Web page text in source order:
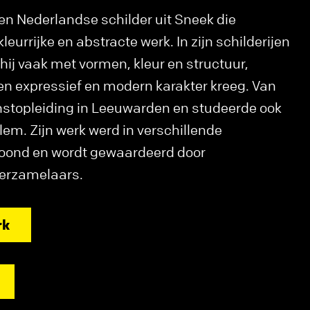
Nederlandse schilder uit Sneek die
en abstracte werk. In zijn schilderijen
vaak met vormen, kleur en structuur,
expressief en modern karakter kreeg. Van
in Leeuwarden en studeerde ook
Zijn werk werd in verschillende
en wordt gewaardeerd door